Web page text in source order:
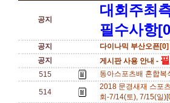
공지
대회주최
필수사항
공지
다이나믹 부산오픈[0]
공지
게시판 사용 안내 -
515 동아스포츠배 혼합
514
2018 문경새재 스포
회-7/14(토), 7/15(일